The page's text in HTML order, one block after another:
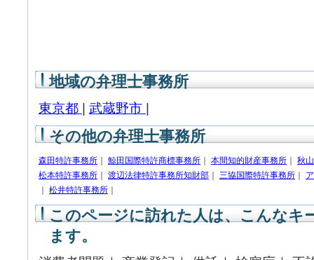
地域の弁理士事務所
東京都 武蔵野市
その他の弁理士事務所
森田特許事務所 鯨田国際特許商標事務所 本間知的財産事務所
秋
松本特許事務所
渡辺法律特許事務所知財部 三協国際特許事務所
松井特許事務所
このページに訪れた人は、こんなキ
ます。